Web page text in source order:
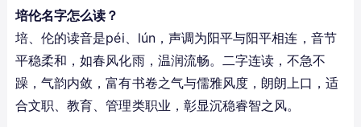
培伦名字怎么读？
培、伦的读音是péi、lún，声调为阳平与阳平相连，音节
平稳柔和，如春风化雨，温润流畅。二字连读，不急不
躁，气韵内敛，富有书卷之气与儒雅风度，朗朗上口，适
合文职、教育、管理类职业，彰显沉稳睿智之风。